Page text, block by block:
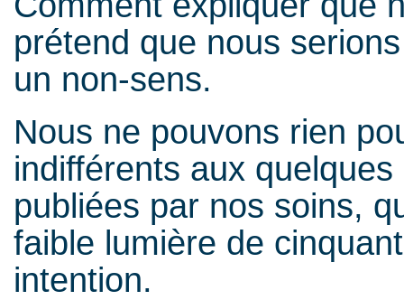
prétend que nous
un non-sens.
Nous ne pouvons rien
indifférents aux
publiées par nos soins,
faible lumière de
intention.